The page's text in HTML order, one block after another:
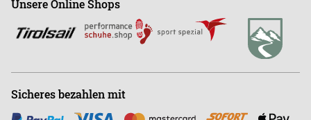
Büro+43 (0)676-9408501
Unsere Online Shops
Sicheres bezahlen mit